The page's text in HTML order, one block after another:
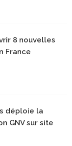
8 nouvelles
France
déploie la
GNV sur site